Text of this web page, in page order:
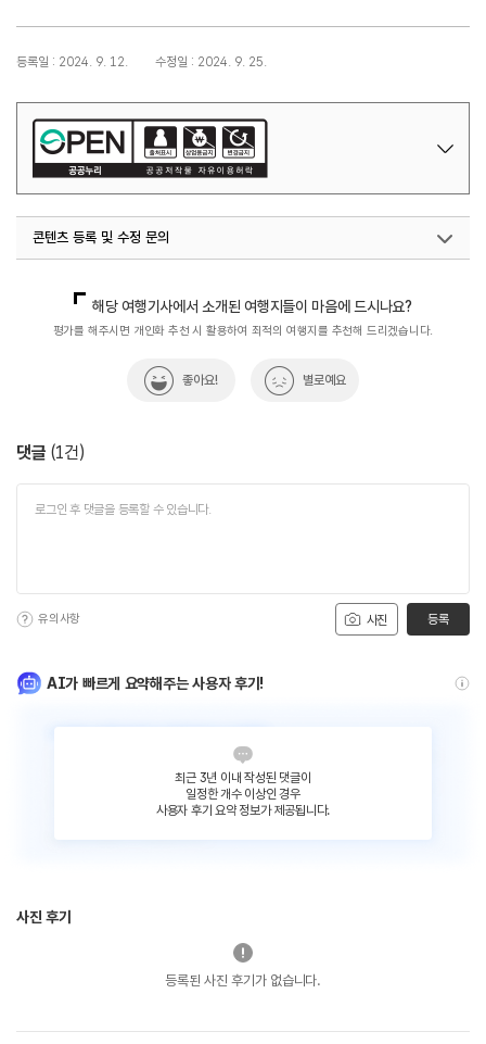
등록일 : 2024. 9. 12. 수정일 : 2024. 9. 25.
콘텐츠 등록 및 수정 문의
해당 여행기사에서 소개된 여행지들이 마음에 드시나요?
평가를 해주시면 개인화 추천 시 활용하여 최적의 여행지를 추천해 드리겠습니다.
좋아요! 별로예요
댓글 (1건)
사진
유의사항 등록
AI가 빠르게 요약해주는 사용자 후기!
최근 3년 이내 작성된 댓글이
일정한 개수 이상인 경우
사용자 후기 요약 정보가 제공됩니다.
사진 후기
등록된 사진 후기가 없습니다.